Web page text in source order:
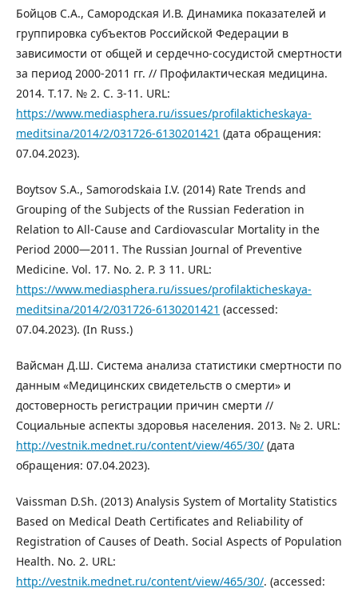
Бойцов С.А., Самородская И.В. Динамика показателей и
группировка субъектов Российской Федерации в
зависимости от общей и сердечно-сосудистой смертности
за период 2000-2011 гг. // Профилактическая медицина.
2014. Т.17. № 2. C. 3‑11. URL:
https://www.mediasphera.ru/issues/profilakticheskaya-
meditsina/2014/2/031726-6130201421 (дата обращения:
07.04.2023).
Boytsov S.A., Samorodskaia I.V. (2014) Rate Trends and
Grouping of the Subjects of the Russian Federation in
Relation to All-Cause and Cardiovascular Mortality in the
Period 2000—2011. The Russian Journal of Preventive
Medicine. Vol. 17. No. 2. P. 3 11. URL:
https://www.mediasphera.ru/issues/profilakticheskaya-
meditsina/2014/2/031726-6130201421 (accessed:
07.04.2023). (In Russ.)
Вайсман Д.Ш. Система анализа статистики смертности по
данным «Медицинских свидетельств о смерти» и
достоверность регистрации причин смерти //
Социальные аспекты здоровья населения. 2013. № 2. URL:
http://vestnik.mednet.ru/content/view/465/30/ (дата
обращения: 07.04.2023).
Vaissman D.Sh. (2013) Analysis System of Mortality Statistics
Based on Medical Death Certificates and Reliability of
Registration of Causes of Death. Social Aspects of Population
Health. No. 2. URL:
http://vestnik.mednet.ru/content/view/465/30/. (accessed: